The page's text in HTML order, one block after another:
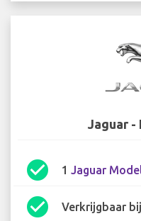
Jaguar -
check_circle 1 Jaguar
check_circle Verkrijgbaar bij